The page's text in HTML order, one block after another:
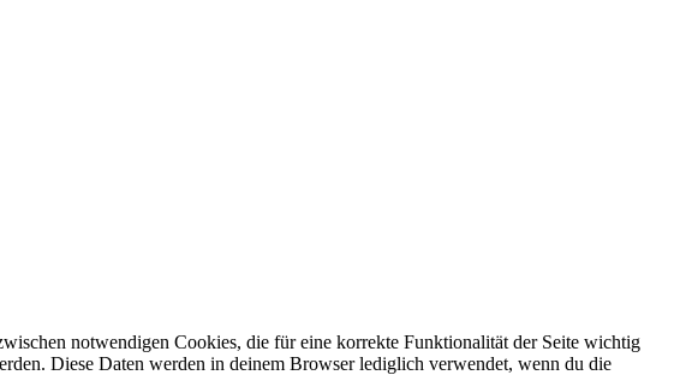
notwendigen Cookies, die für eine korrekte Funktionalität der Seite wichtig
Diese Daten werden in deinem Browser lediglich verwendet, wenn du die